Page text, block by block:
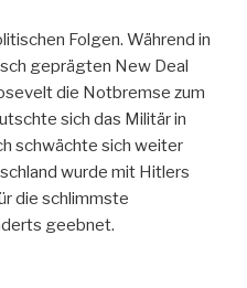
Folgen. Während in
geprägten New Deal
die Notbremse zum
sich das Militär in
schwächte sich weiter
wurde mit Hitlers
die schlimmste
geebnet.